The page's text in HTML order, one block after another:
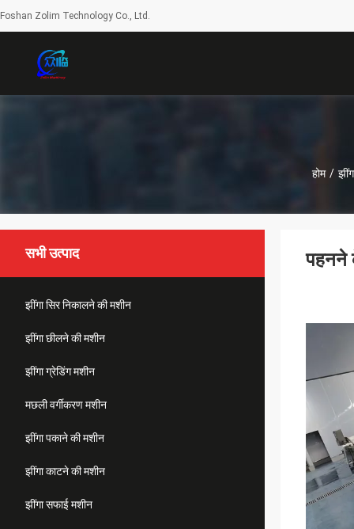
Foshan Zolim Technology Co., Ltd.
होम /
सभी उत्पाद
झींगा सिर निकालने की मशीन
झींगा छीलने की मशीन
झींगा ग्रेडिंग मशीन
मछली वर्गीकरण मशीन
झींगा पकाने की मशीन
झींगा काटने की मशीन
झींगा सफाई मशीन
पहनने